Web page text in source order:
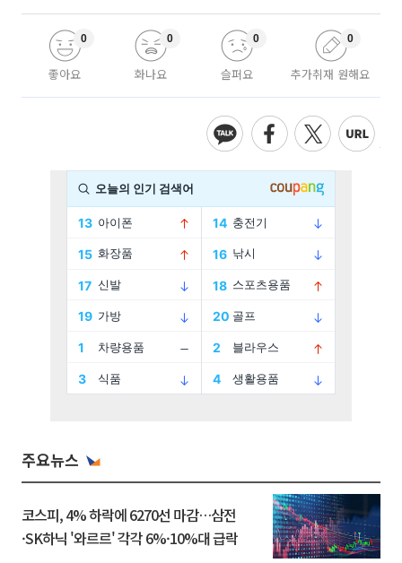
좋아요
0
화나요
0
슬퍼요
0
추가취재 원해요
0
주요뉴스
코스피, 4% 하락에 6270선 마감…삼전
·SK하닉 '와르르' 각각 6%·10%대 급락